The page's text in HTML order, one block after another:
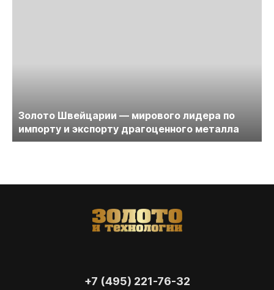
Золото Швейцарии — мирового лидера по
импорту и экспорту драгоценного металла
+7 (495) 221-76-32